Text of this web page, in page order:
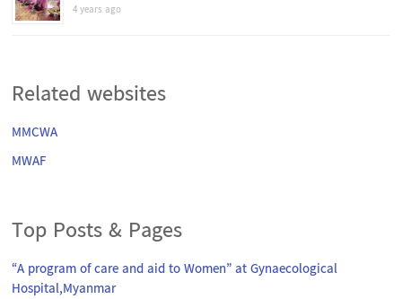
4 years ago
Related websites
MMCWA
MWAF
Top Posts & Pages
“A program of care and aid to Women” at Gynaecological
Hospital,Myanmar